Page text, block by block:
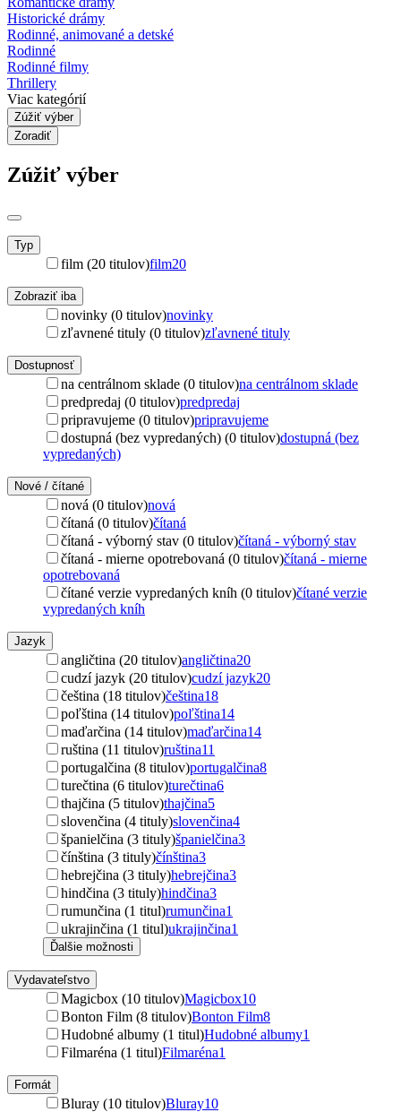
Historické drámy
Rodinné, animované a detské
Rodinné
Rodinné filmy
Thrillery
Viac kategórií
Zúžiť výber
Zoradiť
Zúžiť výber
Typ
film (20 titulov)film20
Zobraziť iba
novinky (0 titulov)novinky
zľavnené tituly (0 titulov)zľavnené tituly
Dostupnosť
na centrálnom sklade (0 titulov)na centrálnom sklade
predpredaj (0 titulov)predpredaj
pripravujeme (0 titulov)pripravujeme
dostupná (bez vypredaných) (0 titulov)dostupná (bez
vypredaných)
Nové / čítané
nová (0 titulov)nová
čítaná (0 titulov)čítaná
čítaná - výborný stav (0 titulov)čítaná - výborný stav
čítaná - mierne opotrebovaná (0 titulov)čítaná - mierne
opotrebovaná
čítané verzie vypredaných kníh (0 titulov)čítané verzie
vypredaných kníh
Jazyk
angličtina (20 titulov)angličtina20
cudzí jazyk (20 titulov)cudzí jazyk20
čeština (18 titulov)čeština18
poľština (14 titulov)poľština14
maďarčina (14 titulov)maďarčina14
ruština (11 titulov)ruština11
portugalčina (8 titulov)portugalčina8
turečtina (6 titulov)turečtina6
thajčina (5 titulov)thajčina5
slovenčina (4 tituly)slovenčina4
španielčina (3 tituly)španielčina3
čínština (3 tituly)čínština3
hebrejčina (3 tituly)hebrejčina3
hindčina (3 tituly)hindčina3
rumunčina (1 titul)rumunčina1
ukrajinčina (1 titul)ukrajinčina1
Ďalšie možnosti
Vydavateľstvo
Magicbox (10 titulov)Magicbox10
Bonton Film (8 titulov)Bonton Film8
Hudobné albumy (1 titul)Hudobné albumy1
Filmaréna (1 titul)Filmaréna1
Formát
Bluray (10 titulov)Bluray10